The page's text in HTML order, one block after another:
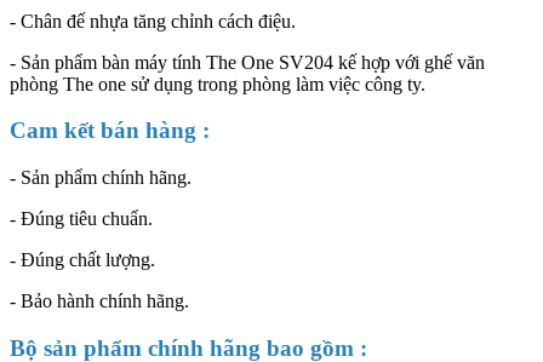
- Chân đế nhựa tăng chỉnh cách điệu.
- Sản phẩm bàn máy tính The One SV204 kế hợp với ghế văn
phòng The one sử dụng trong phòng làm việc công ty.
Cam kết bán hàng :
- Sản phẩm chính hãng.
- Đúng tiêu chuẩn.
- Đúng chất lượng.
- Bảo hành chính hãng.
Bộ sản phẩm chính hãng bao gồm :